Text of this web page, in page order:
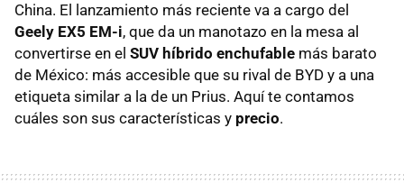
China. El lanzamiento más reciente va a cargo del
Geely EX5 EM-i, que da un manotazo en la mesa al
convertirse en el SUV híbrido enchufable más barato
de México: más accesible que su rival de BYD y a una
etiqueta similar a la de un Prius. Aquí te contamos
cuáles son sus características y precio.